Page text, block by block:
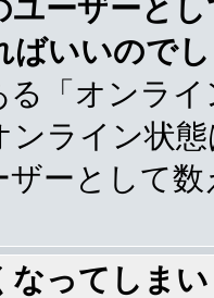
ユーザーと
ばいいので
る「オンラ
ンライン状
ザーとして
なってしま